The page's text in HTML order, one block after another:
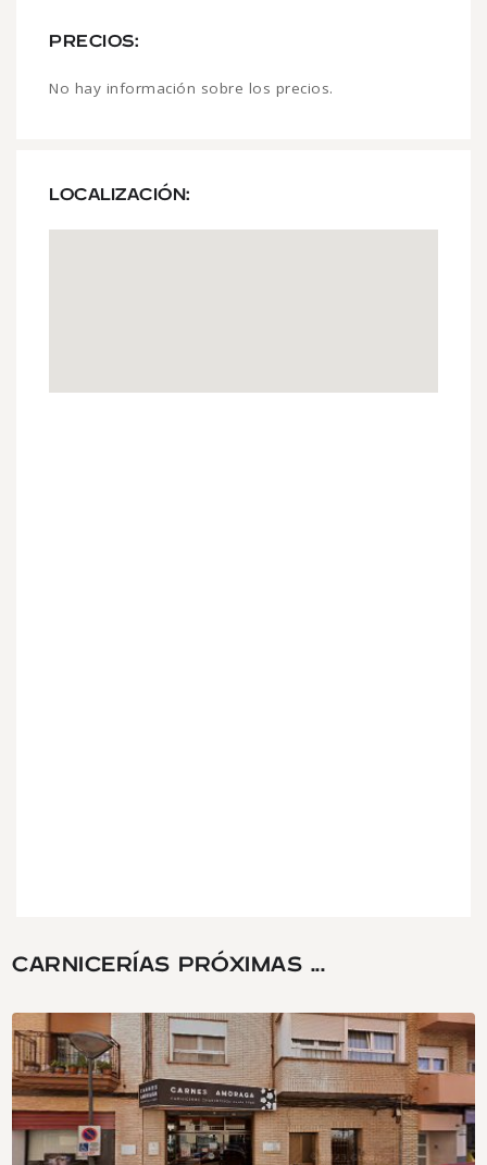
PRECIOS:
No hay información sobre los precios.
LOCALIZACIÓN:
CARNICERÍAS PRÓXIMAS ...